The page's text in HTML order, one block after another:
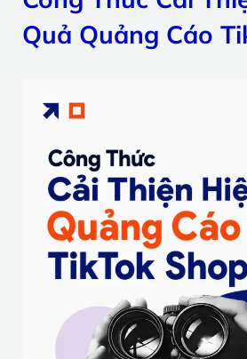
Quả Quảng Cáo